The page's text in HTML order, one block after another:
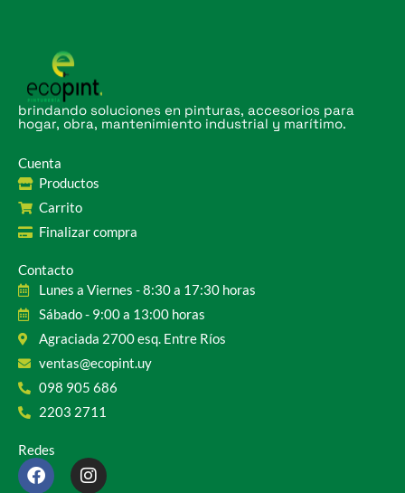
brindando soluciones en pinturas, accesorios para
hogar, obra, mantenimiento industrial y marítimo.
Cuenta
Productos
Carrito
Finalizar compra
Contacto
Lunes a Viernes - 8:30 a 17:30 horas
Sábado - 9:00 a 13:00 horas
Agraciada 2700 esq. Entre Ríos
ventas@ecopint.uy
098 905 686
2203 2711
Redes
F
a
I
n